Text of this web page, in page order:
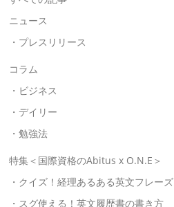
ニュース
・プレスリリース
コラム
・ビジネス
・デイリー
・勉強法
特集＜国際資格のAbitus x O.N.E＞
・クイズ！経理あるある英文フレーズ
・スグ使える！英文履歴書の書き方